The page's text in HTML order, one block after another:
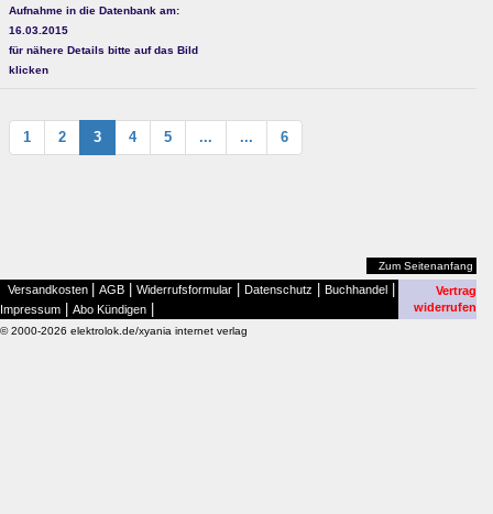
Aufnahme in die Datenbank am:
16.03.2015
für nähere Details bitte auf das Bild
klicken
1 2 3 4 5 ... ... 6
Zum Seitenanfang
Versandkosten AGB Widerrufsformular Datenschutz Buchhandel
Impressum Abo Kündigen
Vertrag
widerrufen
© 2000-2026 elektrolok.de/xyania internet verlag